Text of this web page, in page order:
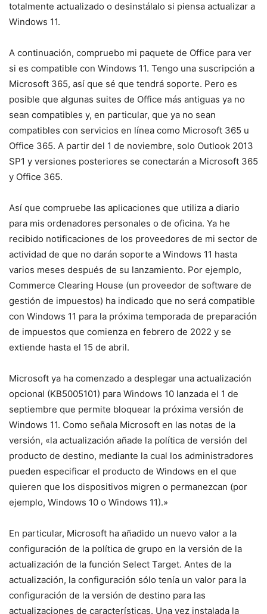
totalmente actualizado o desinstálalo si piensa actualizar a
Windows 11.
A continuación, compruebo mi paquete de Office para ver
si es compatible con Windows 11. Tengo una suscripción a
Microsoft 365, así que sé que tendrá soporte. Pero es
posible que algunas suites de Office más antiguas ya no
sean compatibles y, en particular, que ya no sean
compatibles con servicios en línea como Microsoft 365 u
Office 365. A partir del 1 de noviembre, solo Outlook 2013
SP1 y versiones posteriores se conectarán a Microsoft 365
y Office 365.
Así que compruebe las aplicaciones que utiliza a diario
para mis ordenadores personales o de oficina. Ya he
recibido notificaciones de los proveedores de mi sector de
actividad de que no darán soporte a Windows 11 hasta
varios meses después de su lanzamiento. Por ejemplo,
Commerce Clearing House (un proveedor de software de
gestión de impuestos) ha indicado que no será compatible
con Windows 11 para la próxima temporada de preparación
de impuestos que comienza en febrero de 2022 y se
extiende hasta el 15 de abril.
Microsoft ya ha comenzado a desplegar una actualización
opcional (KB5005101) para Windows 10 lanzada el 1 de
septiembre que permite bloquear la próxima versión de
Windows 11. Como señala Microsoft en las notas de la
versión, «la actualización añade la política de versión del
producto de destino, mediante la cual los administradores
pueden especificar el producto de Windows en el que
quieren que los dispositivos migren o permanezcan (por
ejemplo, Windows 10 o Windows 11).»
En particular, Microsoft ha añadido un nuevo valor a la
configuración de la política de grupo en la versión de la
actualización de la función Select Target. Antes de la
actualización, la configuración sólo tenía un valor para la
configuración de la versión de destino para las
actualizaciones de características. Una vez instalada la